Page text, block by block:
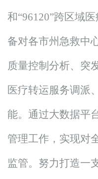
和“96120”跨区域
备对各市州急救中
质量控制分析、突
医疗转运服务调派
能。通过大数据平
管理工作，实现对
监管。努力打造一